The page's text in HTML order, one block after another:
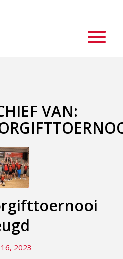
VAN:
2023